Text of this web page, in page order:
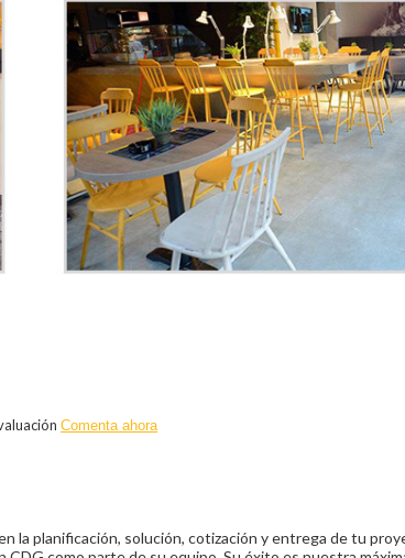
Comenta ahora
la planificación, solución, cotización y entrega de tu